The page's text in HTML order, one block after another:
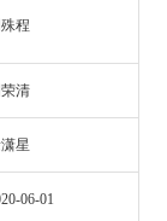
程
清
星
06-01